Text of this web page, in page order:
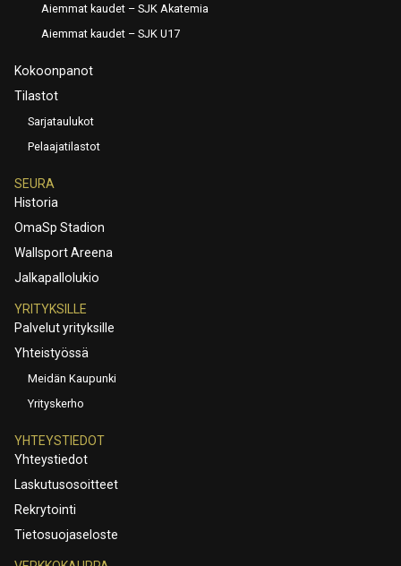
Aiemmat kaudet – SJK Akatemia
Aiemmat kaudet – SJK U17
Kokoonpanot
Tilastot
Sarjataulukot
Pelaajatilastot
SEURA
Historia
OmaSp Stadion
Wallsport Areena
Jalkapallolukio
YRITYKSILLE
Palvelut yrityksille
Yhteistyössä
Meidän Kaupunki
Yrityskerho
YHTEYSTIEDOT
Yhteystiedot
Laskutusosoitteet
Rekrytointi
Tietosuojaseloste